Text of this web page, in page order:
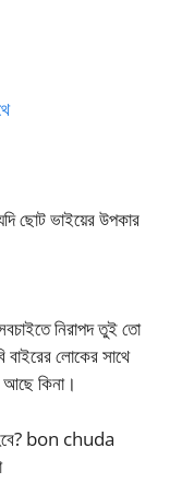
ছোট ভাইয়ের উপকার
নিরাপদ তুই তো
লোকের সাথে
কিনা।
bon chuda